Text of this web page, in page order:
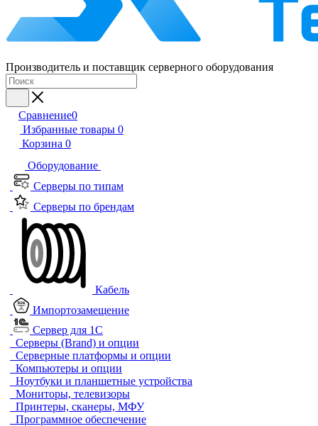
Производитель и поставщик серверного оборудования
Сравнение0
Избранные товары 0
Корзина 0
Оборудование
Серверы по типам
Серверы по брендам
Кабель
Импортозамещение
Сервер для 1С
Серверы (Brand) и опции
Серверные платформы и опции
Компьютеры и опции
Ноутбуки и планшетные устройства
Мониторы, телевизоры
Принтеры, сканеры, МФУ
Программное обеспечение